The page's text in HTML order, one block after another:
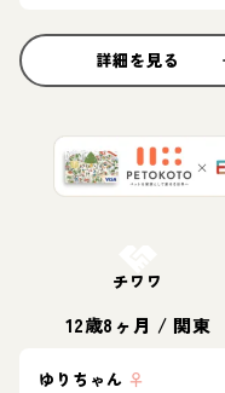
詳細を見る
チワワ
12歳8ヶ月 / 関東
ゆりちゃん ♀